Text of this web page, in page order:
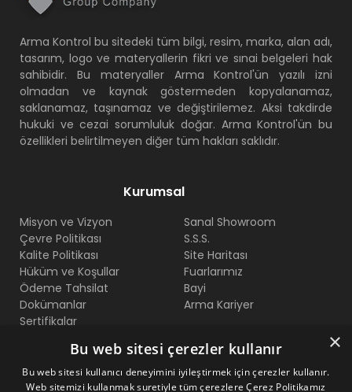
Arma Kontrol bu sitedeki tüm bilgi, resim, marka, alan adı,
tasarım, logo ve materyallerin fikri ve sınai belgeleri hak
sahibidir. Bu materyaller Arma Kontrol'ün yazılı izni
olmadan ve kaynak göstermeden kopyalanamaz,
saklanamaz, taşınamaz ve değiştirilemez. Aksi takdirde
hukuki ve cezai sorumluluk doğar. Arma Kontrol'ün bu
özellikleri belirtilmeyen diğer tüm hakları saklıdır.
Kurumsal
Misyon ve Vizyon
Çevre Politikası
Kalite Politikası
Hüküm ve Koşullar
Ödeme Tahsilat
Dokümanlar
Sertifikalar
Sanal Showroom
S.S.S.
Site Haritası
Fuarlarımız
Bayi
Arma Kariyer
Bize Ulaşın
×
Bu web sitesi çerezler kullanır
Bu web sitesi kullanıcı deneyimini iyileştirmek için çerezler kullanır.
Web sitemizi kullanmak suretiyle tüm çerezlere Çerez Politikamız